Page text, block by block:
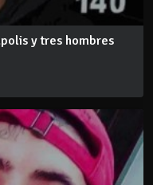
y tres hombres